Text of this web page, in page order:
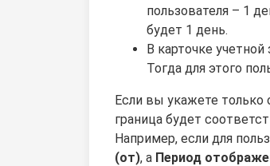
пользователя – 1
будет 1 день.
В карточке учетной
Тогда для этого
Если вы укажете только
граница будет
Например, если для
(от), а Период